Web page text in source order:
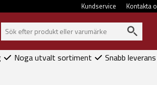
Kontakta
Kundservice
Noga utvalt sortiment Snabb leverans